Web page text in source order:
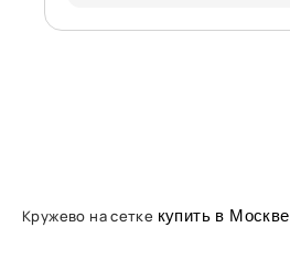
Кружево на сетке купить в Москве